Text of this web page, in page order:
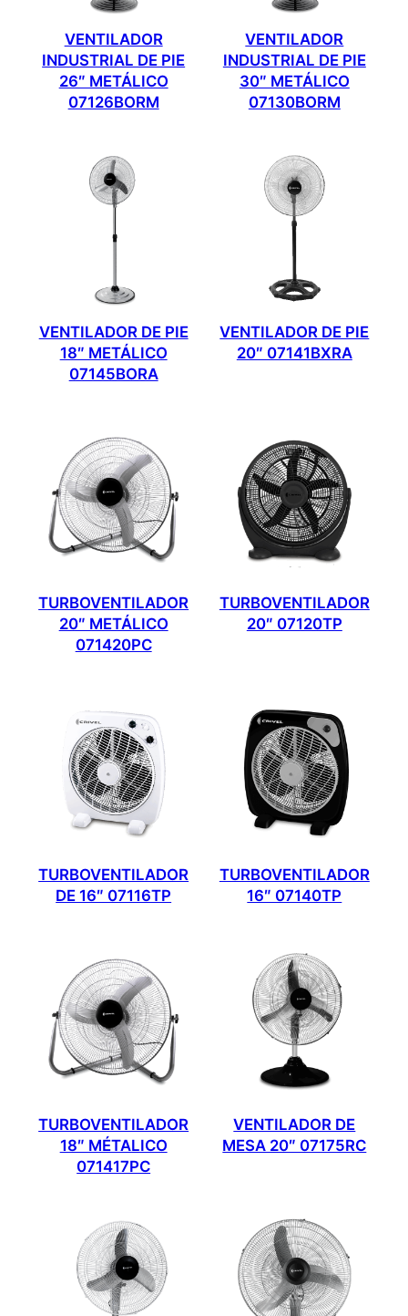
VENTILADOR
INDUSTRIAL DE PIE
26″ METÁLICO
07126BORM
VENTILADOR
INDUSTRIAL DE PIE
30″ METÁLICO
07130BORM
VENTILADOR DE PIE
18″ METÁLICO
07145BORA
VENTILADOR DE PIE
20″ 07141BXRA
TURBOVENTILADOR
20″ METÁLICO
071420PC
TURBOVENTILADOR
20″ 07120TP
TURBOVENTILADOR
DE 16″ 07116TP
TURBOVENTILADOR
16″ 07140TP
TURBOVENTILADOR
18″ MÉTALICO
071417PC
VENTILADOR DE
MESA 20″ 07175RC